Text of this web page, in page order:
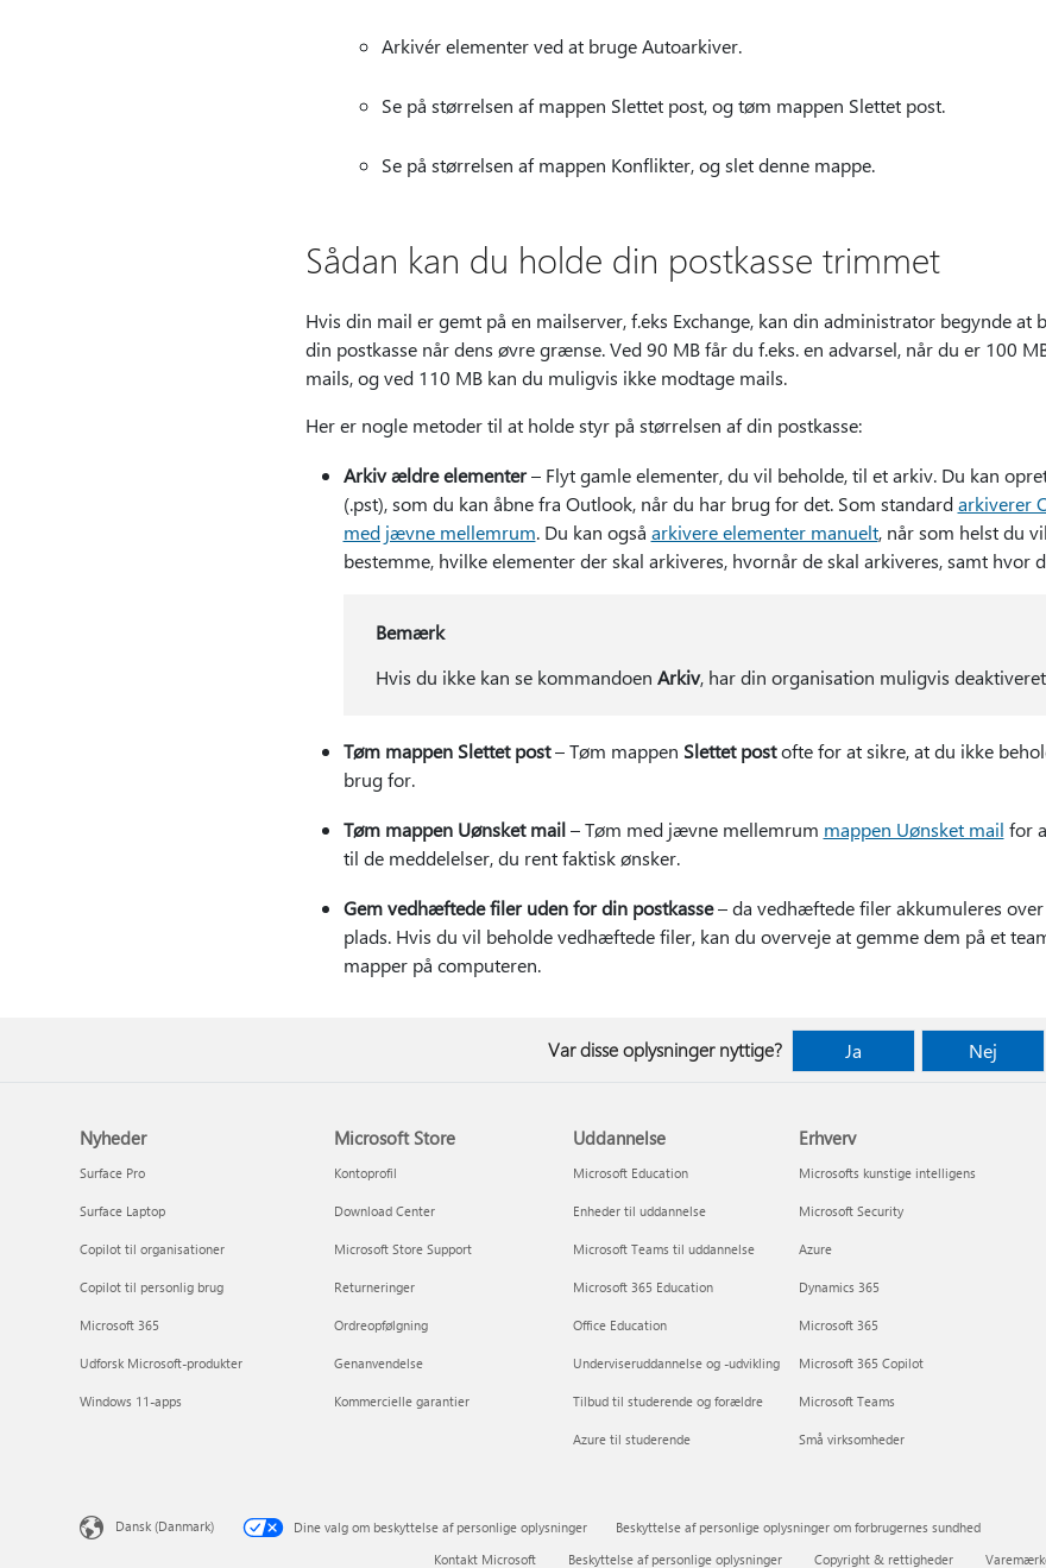
Arkivér elementer ved at bruge Autoarkiver.
Se på størrelsen af mappen Slettet post, og tøm mappen Slettet post.
Se på størrelsen af mappen Konflikter, og slet denne mappe.
Sådan kan du holde din postkasse trimmet
Hvis din mail er gemt på en mailserver, f.eks Exchange, kan din administrator begynde
din postkasse når dens øvre grænse. Ved 90 MB får du f.eks. en advarsel, når du er 100
mails, og ved 110 MB kan du muligvis ikke modtage mails.
Her er nogle metoder til at holde styr på størrelsen af din postkasse:
Arkiv ældre elementer– Flyt gamle elementer, du vil beholde, til et arkiv. Du kan
(.pst), som du kan åbne fra Outlook, når du har brug for det. Som standardarkiverer
med jævne mellemrum. Du kan også arkivere elementer manuelt, når som helst du
bestemme, hvilke elementer der skal arkiveres, hvornår de skal arkiveres, samt hvor
Bemærk
Hvis du ikke kan se kommandoenArkiv, har din organisation muligvis
Tøm mappen Slettet post– Tøm mappen Slettet postofte for at sikre, at du ikke
brug for.
Tøm mappen Uønsket mail– Tøm med jævne mellemrum mappen Uønsket mail for
til de meddelelser, du rent faktisk ønsker.
Gem vedhæftede filer uden for din postkasse– da vedhæftede filer akkumuleres over
plads. Hvis du vil beholde vedhæftede filer, kan du overveje at gemme dem på et
mapper på computeren.
Var disse oplysninger nyttige? Ja Nej
Nyheder
Surface Pro
Surface Laptop
Copilot til organisationer
Copilot til personlig brug
Microsoft 365
Udforsk Microsoft-produkter
Windows 11-apps
Microsoft Store
Kontoprofil
Download Center
Microsoft Store Support
Returneringer
Ordreopfølgning
Genanvendelse
Kommercielle garantier
Uddannelse
Microsoft Education
Enheder til uddannelse
Microsoft Teams til uddannelse
Microsoft 365 Education
Office Education
Underviseruddannelse og -udvikling
Tilbud til studerende og forældre
Azure til studerende
Erhverv
Microsofts kunstige intelligens
Microsoft Security
Azure
Dynamics 365
Microsoft 365
Microsoft 365 Copilot
Microsoft Teams
Små virksomheder
Dansk (Danmark) Dine valg om beskyttelse af personlige oplysninger
Beskyttelse af personlige oplysninger om forbrugernes sundhed
Kontakt Microsoft
Beskyttelse af personlige oplysninger Copyright & rettigheder